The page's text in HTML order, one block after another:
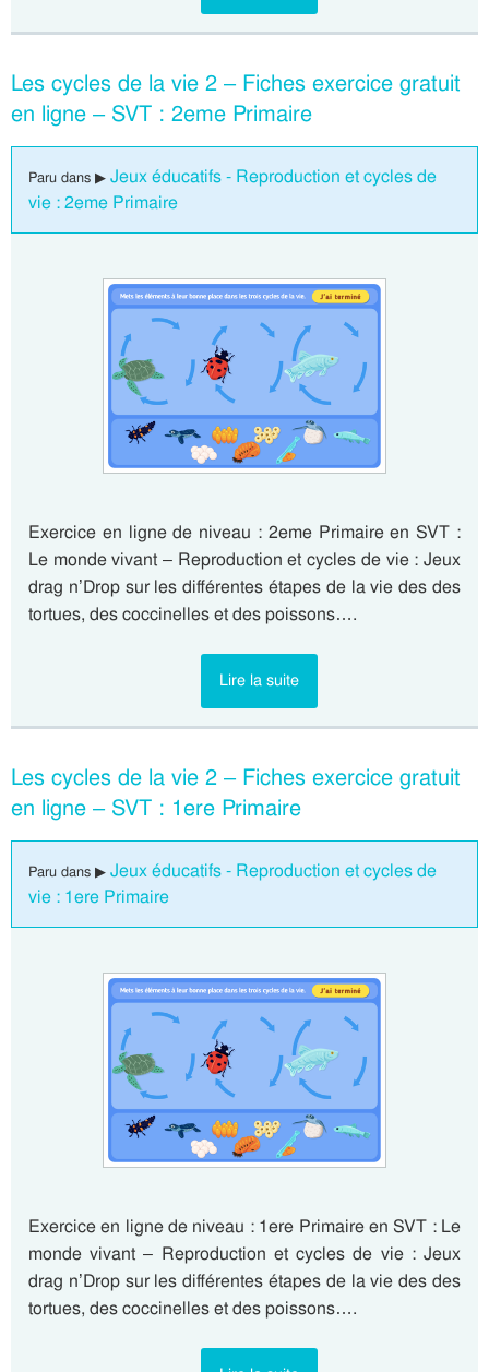
Les cycles de la vie 2 – Fiches exercice gratuit
en ligne – SVT : 2eme Primaire
Paru dans ▶ Jeux éducatifs - Reproduction et cycles de
vie : 2eme Primaire
Exercice en ligne de niveau : 2eme Primaire en SVT :
Le monde vivant – Reproduction et cycles de vie : Jeux
drag n’Drop sur les différentes étapes de la vie des des
tortues, des coccinelles et des poissons….
Lire la suite
Les cycles de la vie 2 – Fiches exercice gratuit
en ligne – SVT : 1ere Primaire
Paru dans ▶ Jeux éducatifs - Reproduction et cycles de
vie : 1ere Primaire
Exercice en ligne de niveau : 1ere Primaire en SVT : Le
monde vivant – Reproduction et cycles de vie : Jeux
drag n’Drop sur les différentes étapes de la vie des des
tortues, des coccinelles et des poissons….